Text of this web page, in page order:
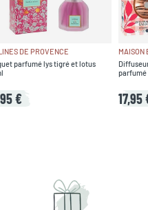
DE PROVENCE
parfumé lys tigré et lotus
€
MAISON
17,95